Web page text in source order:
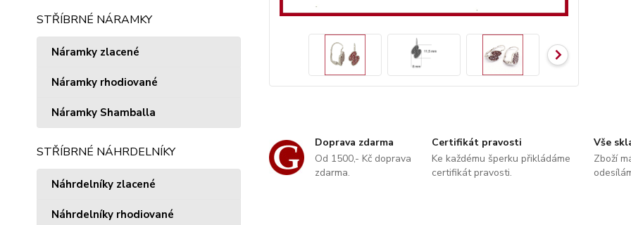
STŘÍBRNÉ NÁRAMKY
Náramky zlacené
Náramky rhodiované
Náramky Shamballa
STŘÍBRNÉ NÁHRDELNÍKY
Náhrdelníky zlacené
Náhrdelníky rhodiované
Doprava zdarma
Od 1500,- Kč doprava
zdarma.
Certifikát pravosti
Ke každému šperku přikládáme
certifikát pravosti.
Vše
Zboží